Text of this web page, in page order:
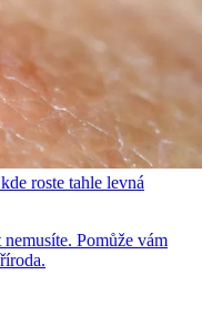
roste tahle levná
Pomůže vám